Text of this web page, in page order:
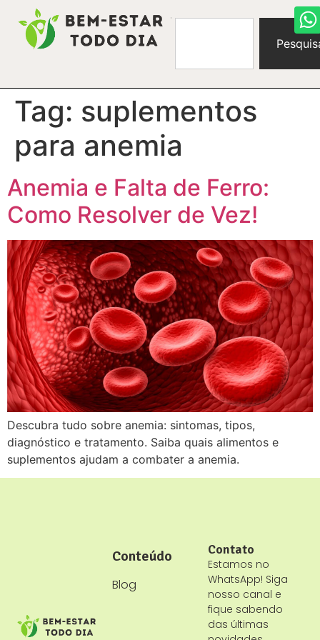
Tag: suplementos
para anemia
Anemia e Falta de Ferro:
Como Resolver de Vez!
Descubra tudo sobre anemia: sintomas, tipos,
diagnóstico e tratamento. Saiba quais alimentos e
suplementos ajudam a combater a anemia.
Conteúdo
Blog
Contato
Estamos no
WhatsApp! Siga
nosso canal e
fique sabendo
das últimas